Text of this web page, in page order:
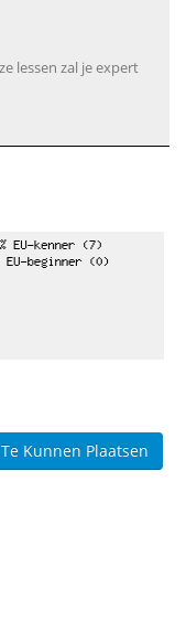
lessen zal je expert
Kunnen Plaatsen